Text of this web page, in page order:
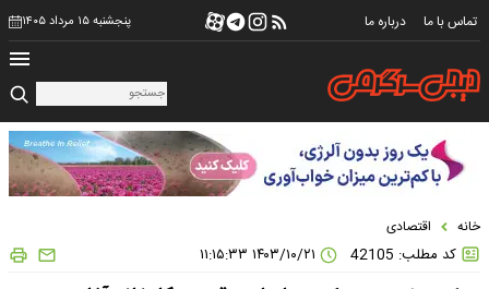
تماس با ما درباره ما پنجشنبه ۱۵ مرداد ۱۴۰۵
خانه اقتصادی
کد مطلب: 42105